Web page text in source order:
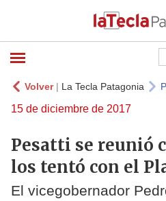
Volver| La Tecla Patagonia
15 de diciembre de 2017
Pesatti se reunió
los tentó con el
El vicegobernador